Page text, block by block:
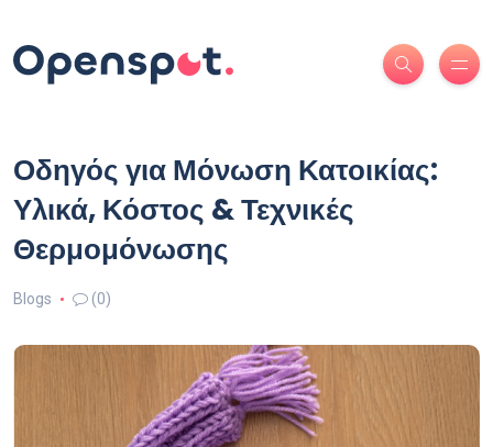
Οδηγός για Μόνωση Κατοικίας:
Υλικά, Κόστος & Τεχνικές
Θερμομόνωσης
Blogs (0)